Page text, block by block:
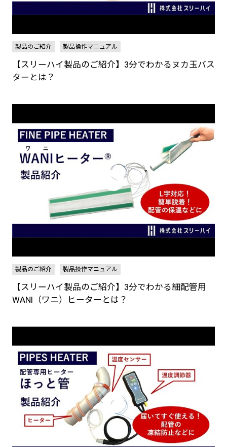
製品のご紹介 製品操作マニュアル
【スリーハイ製品のご紹介】3分でわかるヌカ玉バス
ターとは？
製品のご紹介 製品操作マニュアル
【スリーハイ製品のご紹介】3分でわかる細配管用
WANI（ワニ）ヒーターとは？